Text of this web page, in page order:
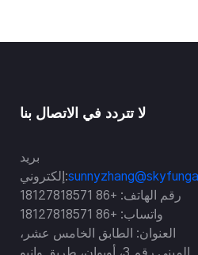
لا تتردد في الاتصال بنا
بريد
إلكتروني:
رقم الهاتف: +86 18127818571
واتساب: +86 18127818571
العنوان: الطابق الخامس عشر،